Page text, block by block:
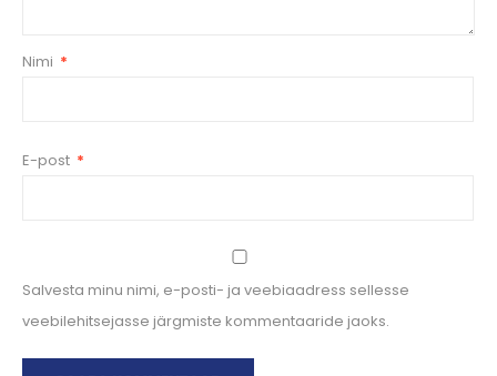
Nimi *
E-post *
Salvesta minu nimi, e-posti- ja veebiaadress sellesse
veebilehitsejasse järgmiste kommentaaride jaoks.